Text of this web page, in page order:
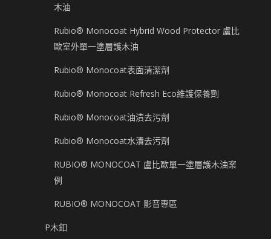
木油
Rubio® Monocoat Hybrid Wood Protector 盧比
歐室外單一塗層護木油
Rubio® Monocoat表面清潔劑
Rubio® Monocoat Refresh Eco維護保養劑
Rubio® Monocoat油漬去污劑
Rubio® Monocoat水漬去污劑
RUBIO® MONOCOAT 盧比歐單一塗層護木油案
例
RUBIO® MONOCOAT 影音專區
P木釦